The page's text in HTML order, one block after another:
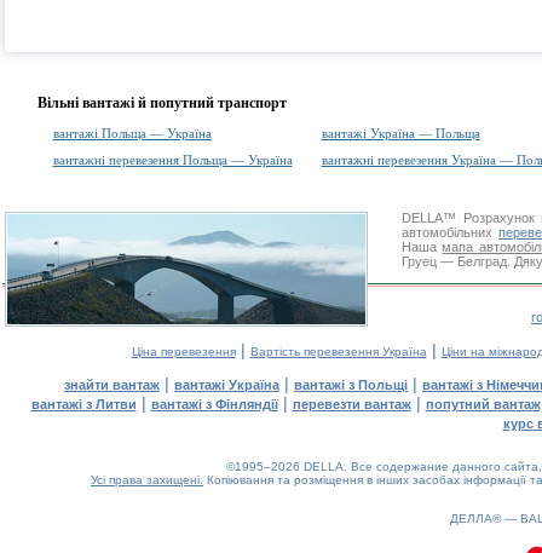
Вільні вантажі й попутний транспорт
вантажі Польща — Україна
вантажі Україна — Польща
вантажні перевезення Польща — Україна
вантажні перевезення Україна —
DELLA™
Розрахунок
автомобільних
Нашамапа
Груец — Белград.
Ціна перевезення| Вартість перевезення Україна | Ціни на
знайти вантаж | вантажі Україна | вантажі з Польщі | вантажі з
вантажі з Литви | вантажі з Фінляндії| перевезти вантаж| попутний вантаж
курс
©1995–2026 DELLA. Все содержание данного
Усі права захищені. Копіювання та розміщення в інших засобах інформації
ДЕЛЛА® —